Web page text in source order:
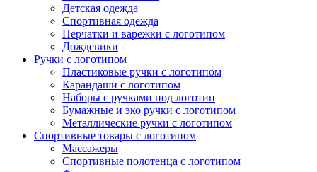
Детская одежда
Спортивная одежда
Перчатки и варежки с логотипом
Дождевики
Ручки с логотипом
Пластиковые ручки с логотипом
Карандаши с логотипом
Наборы с ручками под логотип
Бумажные и эко ручки с логотипом
Металлические ручки с логотипом
Спортивные товары с логотипом
Массажеры
Спортивные полотенца с логотипом